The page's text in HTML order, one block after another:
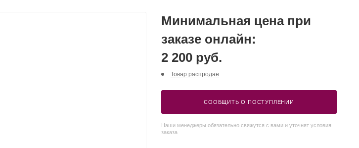
Минимальная цена при
заказе онлайн:
2 200 руб.
Товар распродан
СООБЩИТЬ О ПОСТУПЛЕНИИ
Наши менеджеры обязательно свяжутся с вами и уточнят условия
заказа